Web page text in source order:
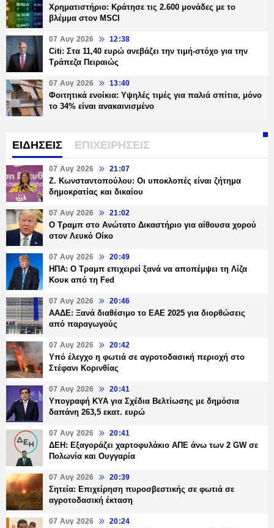
Χρηματιστήριο: Κράτησε τις 2.600 μονάδες με το
βλέμμα στον MSCI
07 Αυγ 2026 12:38
Citi: Στα 11,40 ευρώ ανεβάζει την τιμή-στόχο για την
Τράπεζα Πειραιώς
07 Αυγ 2026 13:40
Φοιτητικά ενοίκια: Υψηλές τιμές για παλιά σπίτια, μόνο
το 34% είναι ανακαινισμένο
ΕΙΔΗΣΕΙΣ ΕΠΙΧΕΙΡΗΣΕΙΣ
07 Αυγ 2026 21:07
Ζ. Κωνσταντοπούλου: Οι υποκλοπές είναι ζήτημα
δημοκρατίας και δικαίου
07 Αυγ 2026 21:02
Ο Τραμπ στο Ανώτατο Δικαστήριο για αίθουσα χορού
στον Λευκό Οίκο
07 Αυγ 2026 20:49
ΗΠΑ: Ο Τραμπ επιχειρεί ξανά να αποπέμψει τη Λίζα
Κουκ από τη Fed
07 Αυγ 2026 20:46
ΑΑΔΕ: Ξανά διαθέσιμο το ΕΑΕ 2025 για διορθώσεις
από παραγωγούς
07 Αυγ 2026 20:42
Υπό έλεγχο η φωτιά σε αγροτοδασική περιοχή στο
Στέφανι Κορινθίας
07 Αυγ 2026 20:41
Υπογραφή ΚΥΑ για Σχέδια Βελτίωσης με δημόσια
δαπάνη 263,5 εκατ. ευρώ
07 Αυγ 2026 20:41
ΔΕΗ: Εξαγοράζει χαρτοφυλάκιο ΑΠΕ άνω των 2 GW σε
Πολωνία και Ουγγαρία
07 Αυγ 2026 20:39
Σητεία: Επιχείρηση πυροσβεστικής σε φωτιά σε
αγροτοδασική έκταση
07 Αυγ 2026 20:24